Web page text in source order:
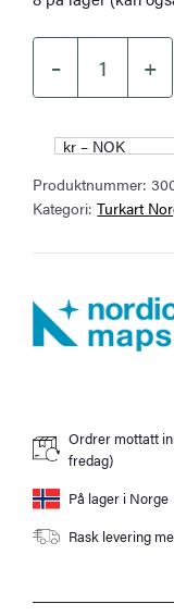
–
Lillehammer-
Rena
:50
000
Topo
antall
+
kr – NOK
Produktnummer:
Kategori:Turkart
Ordrer mottatt
fredag)
På lager i Norge
Rask levering